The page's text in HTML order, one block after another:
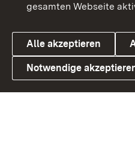
Link zum Landesportal
Cookies
gesamten Webseite
Alle akzeptieren
Notwendige